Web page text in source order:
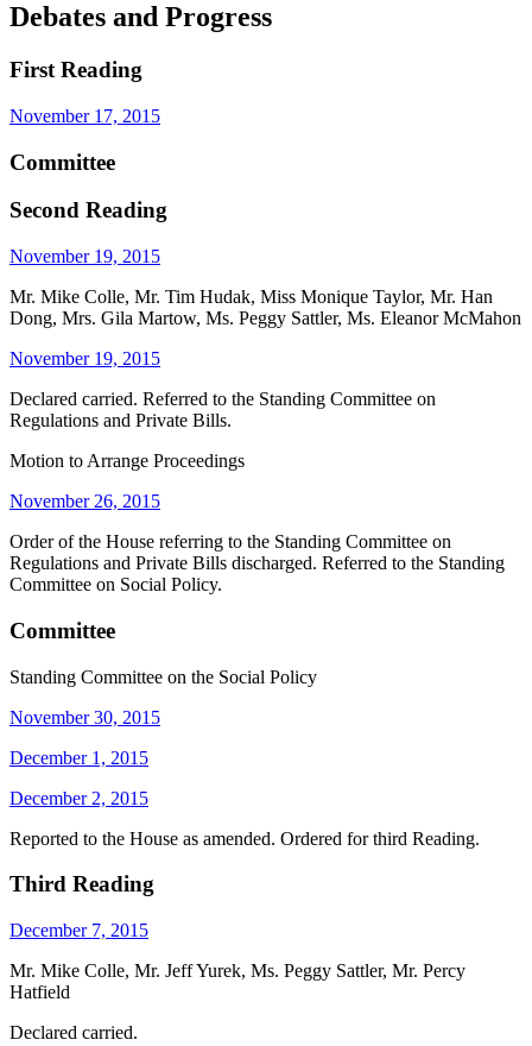
Debates and Progress
First Reading
November 17, 2015
Committee
Second Reading
November 19, 2015
Mr. Mike Colle, Mr. Tim Hudak, Miss Monique Taylor, Mr. Han
Dong, Mrs. Gila Martow, Ms. Peggy Sattler, Ms. Eleanor McMahon
November 19, 2015
Declared carried. Referred to the Standing Committee on
Regulations and Private Bills.
Motion to Arrange Proceedings
November 26, 2015
Order of the House referring to the Standing Committee on
Regulations and Private Bills discharged. Referred to the Standing
Committee on Social Policy.
Committee
Standing Committee on the Social Policy
November 30, 2015
December 1, 2015
December 2, 2015
Reported to the House as amended. Ordered for third Reading.
Third Reading
December 7, 2015
Mr. Mike Colle, Mr. Jeff Yurek, Ms. Peggy Sattler, Mr. Percy
Hatfield
Declared carried.